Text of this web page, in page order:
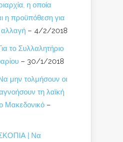
η οποία
η προϋπόθεση για
αλλαγή – 4/2/2018
το Συλλαλητήριο
– 30/1/2018
μην τολμήσουν οι
τη λαϊκή
Μακεδονικό –
| Να